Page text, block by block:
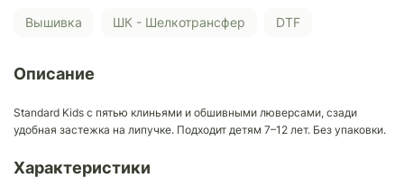
Вышивка ШК - Шелкотрансфер DTF
Описание
Standard Kids с пятью клиньями и обшивными люверсами, сзади
удобная застежка на липучке. Подходит детям 7–12 лет. Без упаковки.
Характеристики